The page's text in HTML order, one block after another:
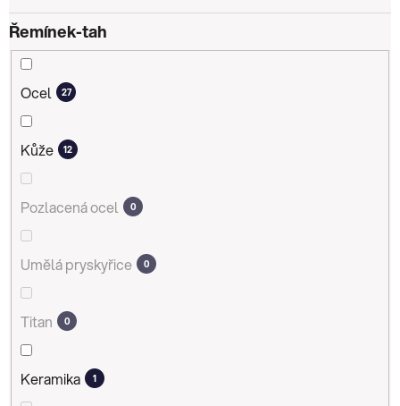
Řemínek-tah
Ocel 27
Kůže 12
Pozlacená ocel 0
Umělá pryskyřice 0
Titan 0
Keramika 1